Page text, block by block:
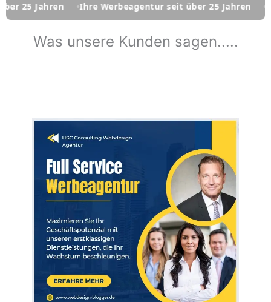
Ihre Werbeagentur seit über 25 Jahren Ihre
Was unsere Kunden sagen.....